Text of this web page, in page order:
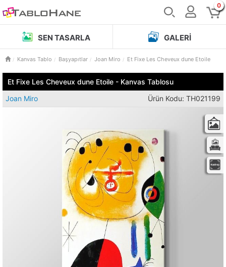
0
SEN TASARLA GALERI
Kanvas Tablo Başyapıtlar Joan Miro Et Fixe Les Cheveux dune Etoile
Et Fixe Les Cheveux dune Etoile - Kanvas Tablosu
Joan Miro
Ürün Kodu: TH021199